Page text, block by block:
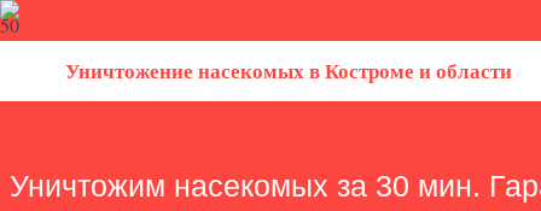
Уничтожение насекомых в Костроме и области
Уничтожим насекомых за 30 мин.